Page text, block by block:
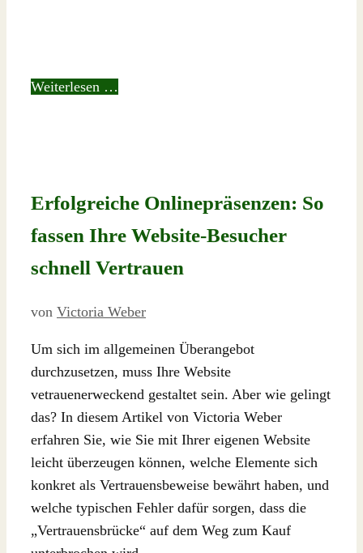
Weiterlesen …
Erfolgreiche Onlinepräsenzen: So
fassen Ihre Website-Besucher
schnell Vertrauen
von Victoria Weber
Um sich im allgemeinen Überangebot
durchzusetzen, muss Ihre Website
vetrauenerweckend gestaltet sein. Aber wie gelingt
das? In diesem Artikel von Victoria Weber
erfahren Sie, wie Sie mit Ihrer eigenen Website
leicht überzeugen können, welche Elemente sich
konkret als Vertrauensbeweise bewährt haben, und
welche typischen Fehler dafür sorgen, dass die
„Vertrauensbrücke“ auf dem Weg zum Kauf